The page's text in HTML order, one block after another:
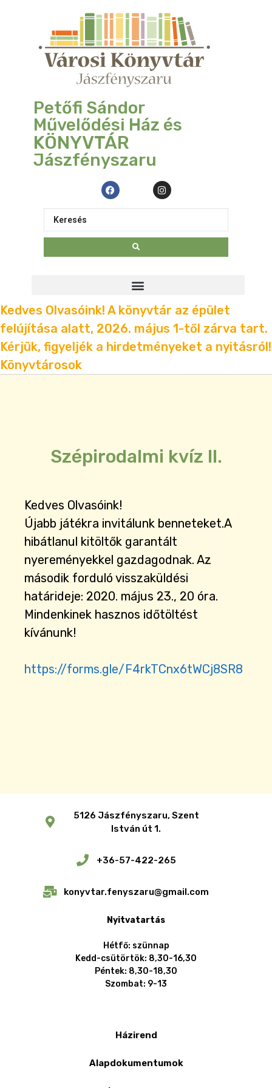
Petőfi Sándor
Művelődési Ház és
KÖNYVTÁR
Jászfényszaru
Kedves Olvasóink! A könyvtár az épület
felújítása alatt, 2026. május 1-től zárva tart.
Kérjük, figyeljék a hirdetményeket a nyitásról!
Könyvtárosok
Szépirodalmi kvíz II.
Kedves Olvasóink!
Újabb játékra invitálunk benneteket.A
hibátlanul kitöltők garantált
nyereményekkel gazdagodnak. Az
második forduló visszaküldési
határideje: 2020. május 23., 20 óra.
Mindenkinek hasznos időtöltést
kívánunk!
https://forms.gle/F4rkTCnx6tWCj8SR8
5126 Jászfényszaru, Szent
István út 1.
+36-57-422-265
konyvtar.fenyszaru@gmail.com
Nyitvatartás
Hétfő: szünnap
Kedd-csütörtök: 8,30-16,30
Péntek: 8,30-18,30
Szombat: 9-13
Házirend
Alapdokumentumok